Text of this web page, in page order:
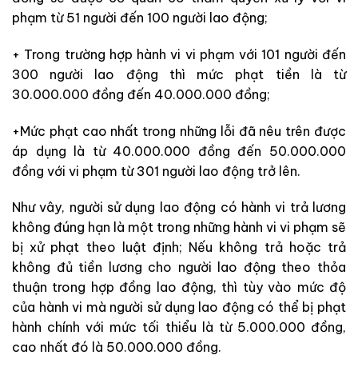
phạm từ 51 người đến 100 người lao động;
+ Trong trường hợp hành vi vi phạm với 101 người đến
300 người lao động thì mức phạt tiền là từ
30.000.000 đồng đến 40.000.000 đồng;
+Mức phạt cao nhất trong những lỗi đã nêu trên được
áp dụng là từ 40.000.000 đồng đến 50.000.000
đồng với vi phạm từ 301 người lao động trở lên.
Như vây, người sử dụng lao động có hành vi trả lương
không đúng hạn là một trong những hành vi vi phạm sẽ
bị xử phạt theo luật định; Nếu không trả hoặc trả
không đủ tiền lương cho người lao động theo thỏa
thuận trong hợp đồng lao động, thì tùy vào mức độ
của hành vi mà người sử dụng lao động có thể bị phạt
hành chính với mức tối thiểu là từ 5.000.000 đồng,
cao nhất đó là 50.000.000 đồng.